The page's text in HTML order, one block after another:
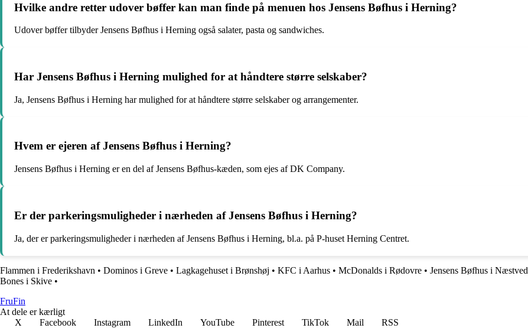
Hvilke andre retter udover bøffer kan man finde på menuen hos Jensens Bøfhus i Herning?
Udover bøffer tilbyder Jensens Bøfhus i Herning også salater, pasta og sandwiches.
Har Jensens Bøfhus i Herning mulighed for at håndtere større selskaber?
Ja, Jensens Bøfhus i Herning har mulighed for at håndtere større selskaber og arrangementer.
Hvem er ejeren af Jensens Bøfhus i Herning?
Jensens Bøfhus i Herning er en del af Jensens Bøfhus-kæden, som ejes af DK Company.
Er der parkeringsmuligheder i nærheden af Jensens Bøfhus i Herning?
Ja, der er parkeringsmuligheder i nærheden af Jensens Bøfhus i Herning, bl.a. på P-huset Herning Centret.
Flammen i Frederikshavn • Dominos i Greve • Lagkagehuset i Brønshøj • KFC i Aarhus • McDonalds i Rødovre • Jensens Bøfhus i Næstved
Bones i Skive •
FruFin
At dele er kærligt
X
Facebook Instagram LinkedIn YouTube Pinterest TikTok Mail
RSS